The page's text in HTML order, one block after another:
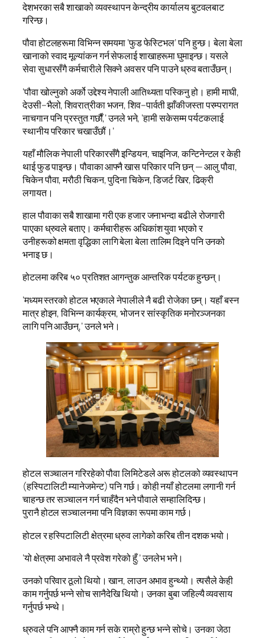
देशभरका सबै शाखाको व्यवस्थापन केन्द्रीय कार्यालय बुटवलबाट
गरिन्छ।
पौवा होटलहरूमा विभिन्न समयमा ‘फुड फेस्टिभल’ पनि हुन्छ। बेला बेला
खानाको स्वाद मूल्यांकन गर्न सेफलाई शाखाहरूमा घुमाइन्छ। यसले
सेवा सुधारसँगै कर्मचारीले सिक्ने अवसर पनि पाउने ध्रुव बताउँछन्।
‘पौवा खोल्नुको अर्को उद्देश्य नेपाली आतिथ्यता पस्किनु हो। हामी माघी,
देउसी–भैलो, शिवरात्रीका भजन, शिव–पार्वती झाँकीजस्ता परम्परागत
नाचगान पनि प्रस्तुत गर्छौं,’ उनले भने, ‘हामी सकेसम्म पर्यटकलाई
स्थानीय परिकार चखाउँछौं।’
यहाँ मौलिक नेपाली परिकारसँगै इन्डियन, चाइनिज, कन्टिनेन्टल र केही
थाई फुड पाइन्छ। पौवाका आफ्नै खास परिकार पनि छन् — आलु पौवा,
चिकेन पौवा, मरौठी चिकन, पुदिना चिकेन, डिजर्ट खिर, ढिक्री
लगायत।
हाल पौवाका सबै शाखामा गरी एक हजार जनाभन्दा बढीले रोजगारी
पाएका ध्रुवले बताए। कर्मचारीहरू अधिकांश युवा भएको र
उनीहरूको क्षमता वृद्धिका लागि बेला बेला तालिम दिइने पनि उनको
भनाइ छ।
होटलमा करिब ५० प्रतिशत आगन्तुक आन्तरिक पर्यटक हुन्छन्।
‘मध्यम स्तरको होटल भएकाले नेपालीले नै बढी रोजेका छन्। यहाँ बस्न
मात्र होइन, विभिन्न कार्यक्रम, भोजन र सांस्कृतिक मनोरञ्जनका
लागि पनि आउँछन्,’ उनले भने।
होटल सञ्चालन गरिरहेको पौवा लिमिटेडले अरू होटलको व्यवस्थापन
(हस्पिटालिटी म्यानेजमेन्ट) पनि गर्छ। कोही नयाँ होटलमा लगानी गर्न
चाहन्छ तर सञ्चालन गर्न चाहँदैन भने पौवाले सम्हालिदिन्छ।
पुरानै होटल सञ्चालनमा पनि विज्ञका रूपमा काम गर्छ।
होटल र हस्पिटालिटी क्षेत्रमा ध्रुव लागेको करिब तीन दशक भयो।
‘यो क्षेत्रमा अभावले नै प्रवेश गरेको हुँ,’ उनलेभ भने।
उनको परिवार ठूलो थियो। खान, लाउन अभाव हुन्थ्यो। त्यसैले केही
काम गर्नुपर्छ भन्ने सोच सानैदेखि थियो। उनका बुबा जहिल्यै व्यवसाय
गर्नुपर्छ भन्थे।
ध्रुवले पनि आफ्नै काम गर्न सके राम्रो हुन्छ भन्ने सोचे। उनका जेठा